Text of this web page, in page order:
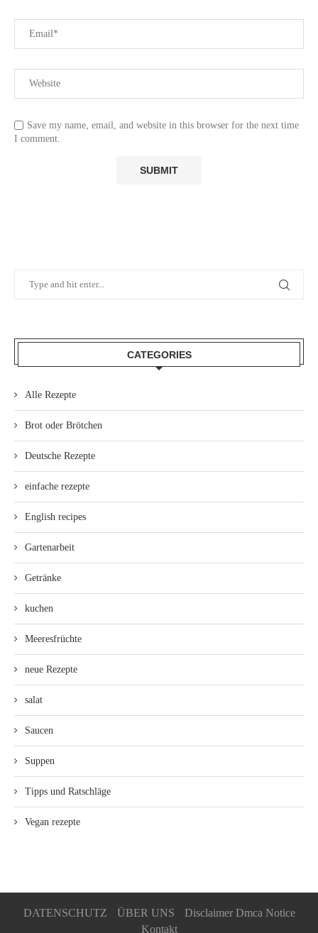
Save my name, email, and website in this browser for the next time
I comment.
CATEGORIES
Alle Rezepte
Brot oder Brötchen
Deutsche Rezepte
einfache rezepte
English recipes
Gartenarbeit
Getränke
kuchen
Meeresfrüchte
neue Rezepte
salat
Saucen
Suppen
Tipps und Ratschläge
Vegan rezepte
DATENSCHUTZ ÜBER UNS
Disclaimer Dmca Notice
Kontakt